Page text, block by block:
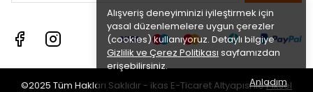
Alışveriş deneyiminizi iyileştirmek için
yasal düzenlemelere uygun çerezler
(cookies) kullanıyoruz. Detaylı bilgiye
Gizlilik ve Çerez Politikası sayfamızdan
erişebilirsiniz.
Anladım
©2025 Tüm Hakları Saklıdır - ikas E-TicaretAltyapısı ilePiksel